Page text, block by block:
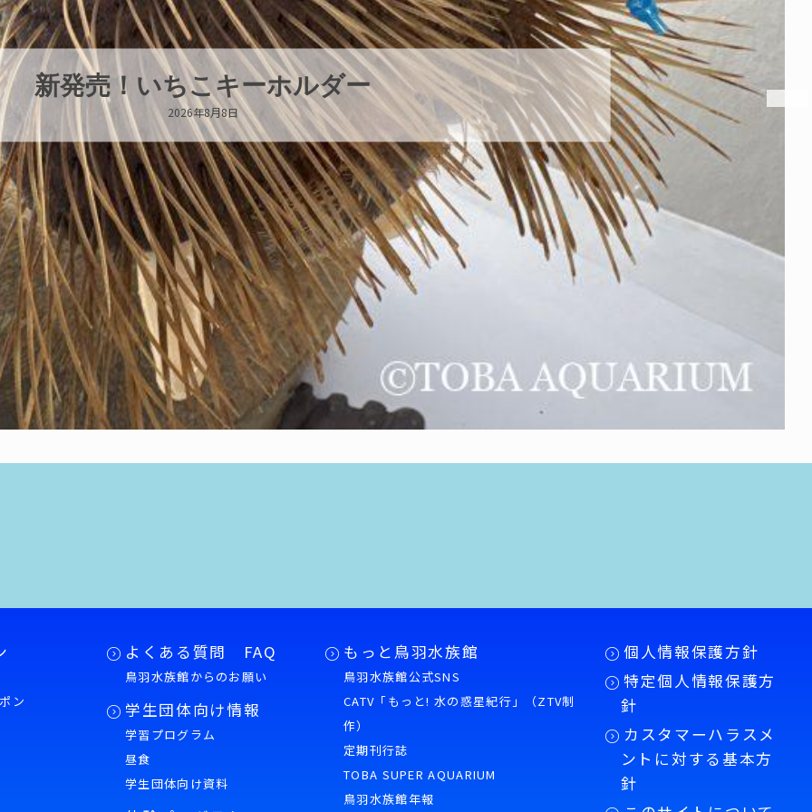
パラオオウムガイが交接してい
2026年8月7日
ン
よくある質問 FAQ
鳥羽水族館からのお願い
学生団体向け情報
学習プログラム
昼食
学生団体向け資料
もっと鳥羽水族館
鳥羽水族館公式SNS
CATV「もっと! 水の惑星紀行」（ZTV制
作）
定期刊行誌
TOBA SUPER AQUARIUM
鳥羽水族館年報
個人情報保護方針
特定個人情報保護方
針
カスタマーハラスメ
ントに対する基本方
針